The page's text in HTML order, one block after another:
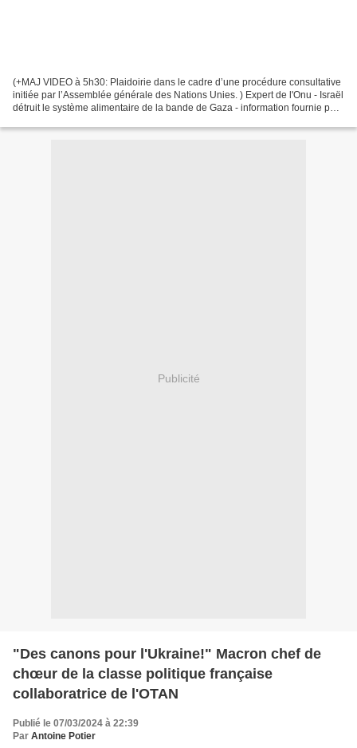
(+MAJ VIDEO à 5h30: Plaidoirie dans le cadre d’une procédure consultative
initiée par l’Assemblée générale des Nations Unies. ) Expert de l'Onu - Israël
détruit le système alimentaire de la bande de Gaza - information fournie par
Publicité
"Des canons pour l'Ukraine!" Macron chef de
chœur de la classe politique française
collaboratrice de l'OTAN
Publié le 07/03/2024 à 22:39
Par Antoine Potier